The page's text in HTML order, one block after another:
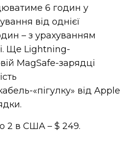
6 годин у
від однієї
– з урахуванням
Ще Lightning-
MagSafe-зарядці
«пігулку» від Apple
2 в США – $ 249.